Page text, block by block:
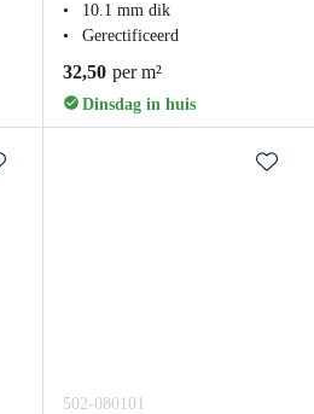
10.1 mm dik
Gerectificeerd
32,50 per m²
Dinsdag in huis
502-080101